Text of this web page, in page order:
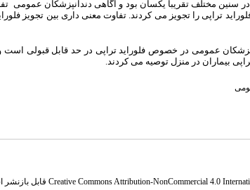
سنین مختلف تقریباً یکسان بود و آگاهی دندانپزشکان عمومی
و دندانپزشکان عمومی برای کودکان 12-6 سال فلوراید تراپی را تجویز می کردند. تفاوت معنی
عمومی در خصوص فلوراید تراپی در حد قابل قبولی است
بیماران در منزل توصیه می کردند.
Creative Commons Attribution-NonCommercial 4.0قابل